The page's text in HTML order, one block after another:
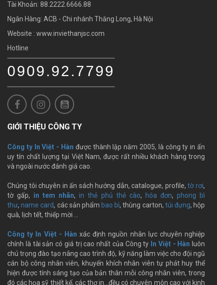
Tài Khoản: 88.2222.6666.88
Ngân Hàng: ACB - Chi nhánh Thăng Long, Hà Nội
Website : www.inviethanjsc.com
Hotline
0909.92.7799
GIỚI THIỆU CÔNG TY
Công ty In Việt - Hàn được thành lập năm 2005, là công ty in ấn
uy tín chất lượng tại Việt Nam, được rất nhiều khách hàng trong
và ngoài nước đánh giá cao.
Chúng tôi chuyên in ấn sách hướng dẫn, catalogue, profile,tờ rơi,
tờ gấp, in tem nhãn,in thẻ phủ thẻ cào, hóa đơn, phong bì
thư,name card, các sản phẩm bao bì, thùng carton, túi đựng, hộp
quà, lịch tết, thiếp mời …
Công ty In Việt - Hàn xác định nguồn nhân lực chuyên nghiệp
chính là tài sản có giá trị cao nhất của Công ty In Việt - Hàn luôn
chú trọng đào tạo nâng cao trình độ, kỹ năng làm việc cho đội ngũ
cán bộ công nhân viên, khuyến khích nhân viên tự phát huy thể
hiện được tính sáng tạo của bản thân mỗi công nhân viên, trong
đó các họa sỹ thiết kế, các thợ in…đều có chuyên môn cao với kinh